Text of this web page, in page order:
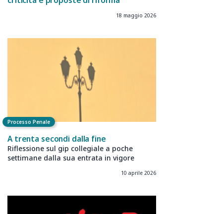
18 maggio 2026
Processo Penale
A trenta secondi dalla fine
Riflessione sul gip collegiale a poche
settimane dalla sua entrata in vigore
10 aprile 2026